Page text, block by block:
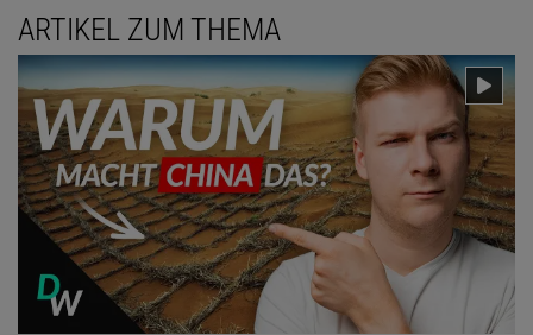
ARTIKEL ZUM THEMA